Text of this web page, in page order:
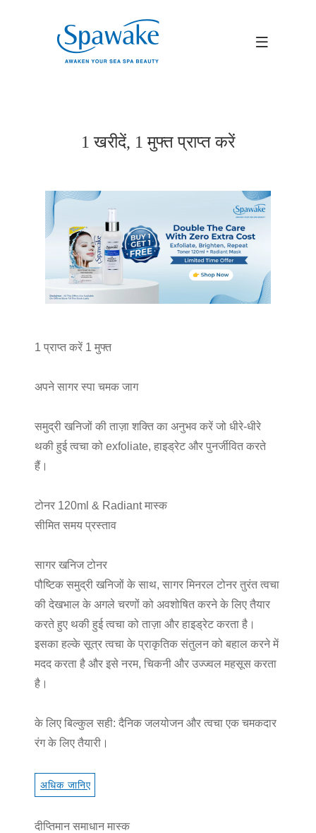
1 खरीदें, 1 मुफ्त प्राप्त करें
1 प्राप्त करें 1 मुफ्त
अपने सागर स्पा चमक जाग​ ​​
समुद्री खनिजों की ताज़ा शक्ति का अनुभव करें जो धीरे-धीरे
थकी हुई त्वचा को exfoliate, हाइड्रेट और पुनर्जीवित करते
हैं।
टोनर 120ml & Radiant मास्क
सीमित समय प्रस्ताव
सागर खनिज टोनर
पौष्टिक समुद्री खनिजों के साथ, सागर मिनरल टोनर तुरंत त्वचा
की देखभाल के अगले चरणों को अवशोषित करने के लिए तैयार
करते हुए थकी हुई त्वचा को ताज़ा और हाइड्रेट करता है।
इसका हल्के सूत्र त्वचा के प्राकृतिक संतुलन को बहाल करने में
मदद करता है और इसे नरम, चिकनी और उज्ज्वल महसूस करता
है।
के लिए बिल्कुल सही: दैनिक जलयोजन और त्वचा एक चमकदार
रंग के लिए तैयारी।
अधिक जानिए
दीप्तिमान समाधान मास्क